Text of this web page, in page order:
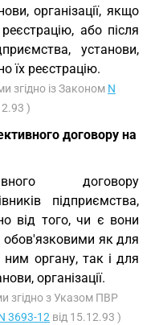
організації, якщо
або після
установи,
їх реєстрацію.
згідно із Законом N
)
договору на
договору
підприємства,
від того, чи є вони
обов'язковими як для
органу, так і для
організації.
згідно з Указом ПВР
3693-12 від 15.12.93 )